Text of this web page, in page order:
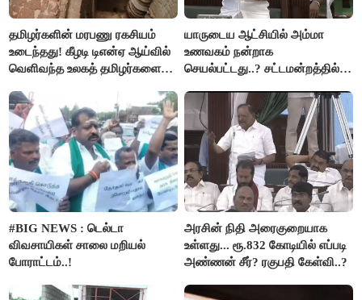
தமிழர்களின் மரபணு ரகசியம்
உடைந்தது! கீழடி டிஎன்ஏ ஆய்வில்
வெளிவந்த உலகத் தமிழர்களை
யாருடைய ஆட்சியில் அம்மா
உணவகம் நன்றாக
செயல்பட்டது..? சட்டமன்றத்தில்
#BIG NEWS : டெல்டா
விவசாயிகள் சாலை மறியல்
போராட்டம்..!
அரசின் நிதி அரைகுறையாக
உள்ளது... ரூ.832 கோடியில் எப்படி
அண்ணன் சீர்? ரகுபதி கேள்வி..?